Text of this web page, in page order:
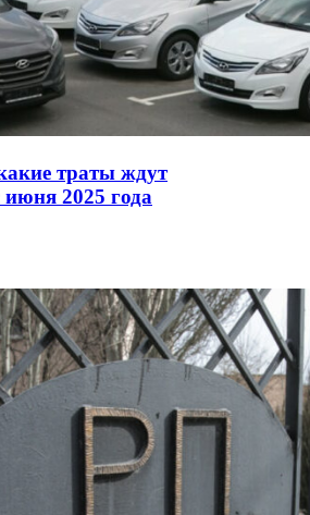
траты ждут
июня 2025 года